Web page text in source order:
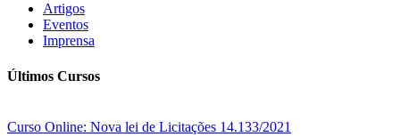
Artigos
Eventos
Imprensa
Últimos Cursos
Curso Online: Nova lei de Licitações 14.133/2021